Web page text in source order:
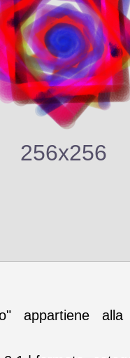
256x256
appartiene alla